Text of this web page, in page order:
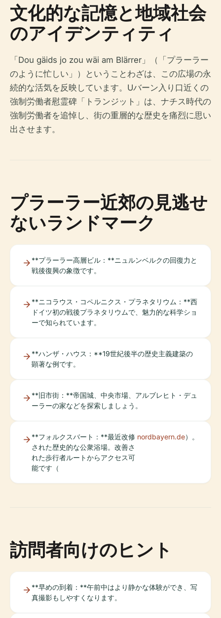
文化的な記憶と地域社会
のアイデンティティ
「Dou gäids jo zou wäi am Blärrer」（「プラーラー
のように忙しい」）ということわざは、この広場の永
続的な活気を反映しています。Uバーン入り口近くの
強制労働者慰霊碑「トランジット」は、ナチス時代の
強制労働者を追悼し、街の重層的な歴史を痛烈に思い
出させます。
プラーラー近郊の見逃せ
ないランドマーク
**プラーラー高層ビル：**ニュルンベルクの回復力と
戦後復興の象徴です。
**ニコラウス・コペルニクス・プラネタリウム：**西
ドイツ初の戦後プラネタリウムで、魅力的な科学ショ
ーで知られています。
**ハンザ・ハウス：**19世紀後半の歴史主義建築の
顕著な例です。
**旧市街：**帝国城、中央市場、アルブレヒト・デュ
ーラーの家などを探索しましょう。
**フォルクスバート：**最近改修
された歴史的な公衆浴場。改善さ
れた歩行者ルートからアクセス可
能です（
nordbayern.de）。
訪問者向けのヒント
**早めの到着：**午前中はより静かな体験ができ、写
真撮影もしやすくなります。